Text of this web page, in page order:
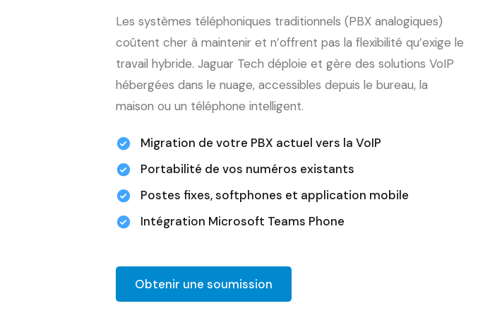
Les systèmes téléphoniques traditionnels (PBX analogiques)
coûtent cher à maintenir et n’offrent pas la flexibilité qu’exige le
travail hybride. Jaguar Tech déploie et gère des solutions VoIP
hébergées dans le nuage, accessibles depuis le bureau, la
maison ou un téléphone intelligent.
Migration de votre PBX actuel vers la VoIP
Portabilité de vos numéros existants
Postes fixes, softphones et application mobile
Intégration Microsoft Teams Phone
Obtenir une soumission